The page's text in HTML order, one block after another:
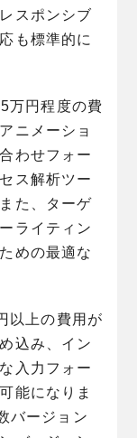
スポンシブ
も標準的に
万円程度の費
ニメーショ
わせフォー
ス解析ツー
た、ターゲ
ライティン
めの最適な
以上の費用が
込み、イン
入力フォー
能になりま
バージョン